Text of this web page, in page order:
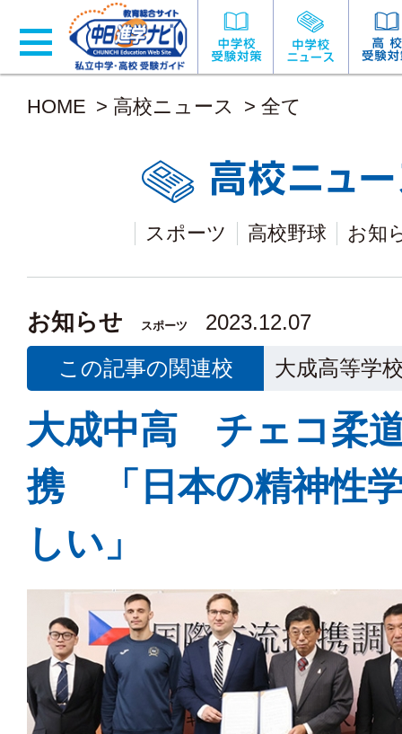
HOME > 高校ニュース > 全て
スポーツ 高校野球 お知
お知らせ スポーツ
2023.12.07
この記事の関連校
大成高等学
大成中高 チェコ柔
携 「日本の精神性
しい」